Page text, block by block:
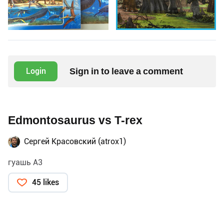
Login Sign in to leave a comment
Edmontosaurus vs T-rex
Сергей Красовский (atrox1)
гуашь А3
45 likes